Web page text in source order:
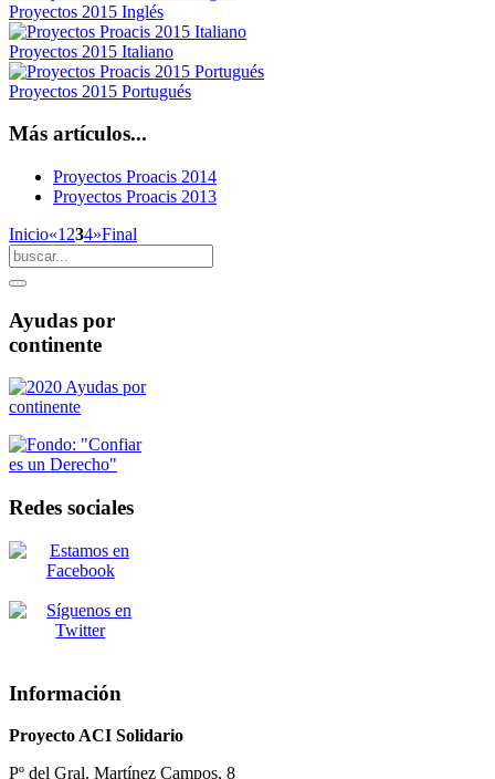
Proyectos 2015 Inglés
Proyectos 2015 Italiano
Proyectos 2015 Portugués
Más artículos...
Proyectos Proacis 2014
Proyectos Proacis 2013
Inicio«1 234»Final
Ayudas por
continente
Redes sociales
Información
Proyecto ACI Solidario
Pº del Gral. Martínez Campos, 8